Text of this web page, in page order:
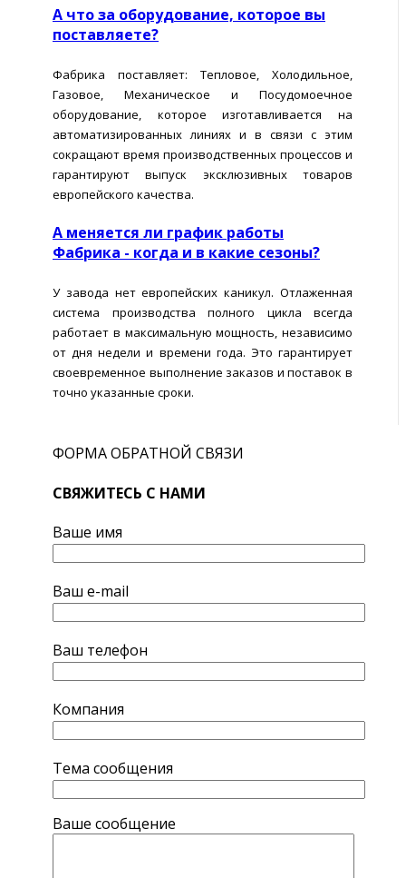
А что за оборудование, которое вы
поставляете?
Фабрика поставляет: Тепловое, Холодильное,
Газовое, Механическое и Посудомоечное
оборудование, которое изготавливается на
автоматизированных линиях и в связи с этим
сокращают время производственных процессов и
гарантируют выпуск эксклюзивных товаров
европейского качества.
А меняется ли график работы
Фабрика - когда и в какие сезоны?
У завода нет европейских каникул. Отлаженная
система производства полного цикла всегда
работает в максимальную мощность, независимо
от дня недели и времени года. Это гарантирует
своевременное выполнение заказов и поставок в
точно указанные сроки.
ФОРМА ОБРАТНОЙ СВЯЗИ
СВЯЖИТЕСЬ С НАМИ
Ваше имя
Ваш e-mail
Ваш телефон
Компания
Тема сообщения
Ваше сообщение